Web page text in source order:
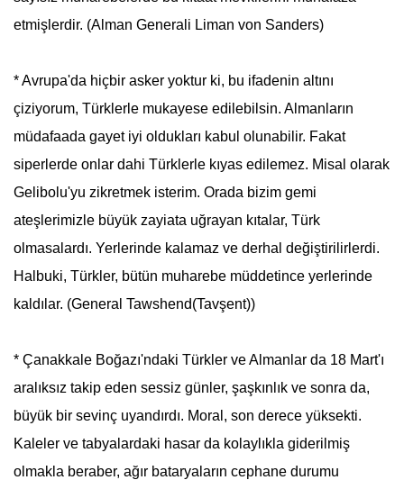
etmişlerdir. (Alman Generali Liman von Sanders)
* Avrupa'da hiçbir asker yoktur ki, bu ifadenin altını
çiziyorum, Türklerle mukayese edilebilsin. Almanların
müdafaada gayet iyi oldukları kabul olunabilir. Fakat
siperlerde onlar dahi Türklerle kıyas edilemez. Misal olarak
Gelibolu'yu zikretmek isterim. Orada bizim gemi
ateşlerimizle büyük zayiata uğrayan kıtalar, Türk
olmasalardı. Yerlerinde kalamaz ve derhal değiştirilirlerdi.
Halbuki, Türkler, bütün muharebe müddetince yerlerinde
kaldılar. (General Tawshend(Tavşent))
* ÇanakkaleBoğazı'ndaki Türkler ve Almanlar da 18 Mart'ı
aralıksız takip eden sessiz günler, şaşkınlık ve sonra da,
büyük bir sevinç uyandırdı. Moral, son derece yüksekti.
Kaleler ve tabyalardaki hasar da kolaylıkla giderilmiş
olmakla beraber, ağır bataryaların cephane durumu